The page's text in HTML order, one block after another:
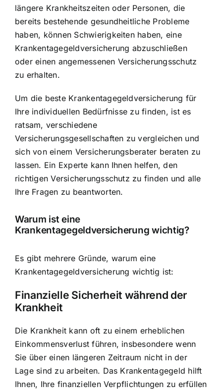
längere Krankheitszeiten oder Personen, die
bereits bestehende gesundheitliche Probleme
haben, können Schwierigkeiten haben, eine
Krankentagegeldversicherung abzuschließen
oder einen angemessenen Versicherungsschutz
zu erhalten.
Um die beste Krankentagegeldversicherung für
Ihre individuellen Bedürfnisse zu finden, ist es
ratsam, verschiedene
Versicherungsgesellschaften zu vergleichen und
sich von einem Versicherungsberater beraten zu
lassen. Ein Experte kann Ihnen helfen, den
richtigenVersicherungsschutz zu finden und alle
Ihre Fragen zu beantworten.
Warum ist eine
Krankentagegeldversicherung wichtig?
Es gibt mehrere Gründe, warum eine
Krankentagegeldversicherung wichtig ist:
Finanzielle Sicherheit während der
Krankheit
Die Krankheit kann oft zu einem erheblichen
Einkommensverlust führen, insbesondere wenn
Sie über einen längeren Zeitraum nicht in der
Lage sind zu arbeiten. Das Krankentagegeld hilft
Ihnen, Ihre finanziellen Verpflichtungen zu erfüllen